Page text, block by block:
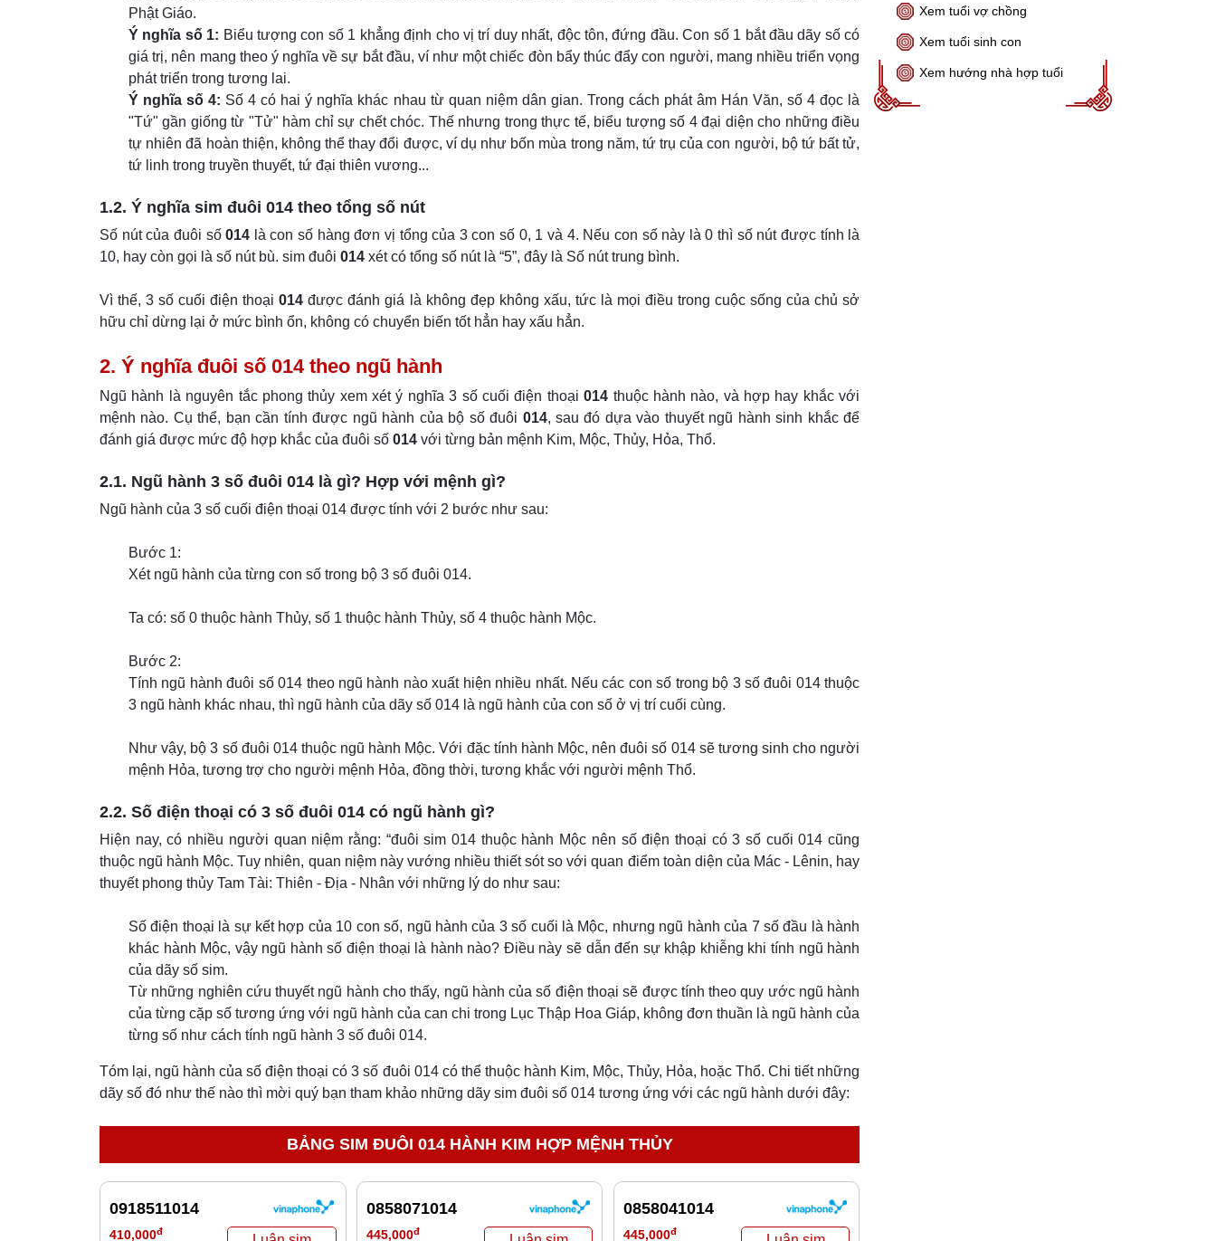
Phật Giáo.
Ý nghĩa số 1: Biểu tượng con số 1 khẳng định cho vị trí duy nhất, độc tôn, đứng đầu. Con số 1 bắt đầu dãy số có
giá trị, nên mang theo ý nghĩa về sự bắt đầu, ví như một chiếc đòn bẩy thúc đẩy con người, mang nhiều triển vọng
phát triển trong tương lai.
Ý nghĩa số 4: Số 4 có hai ý nghĩa khác nhau từ quan niệm dân gian. Trong cách phát âm Hán Văn, số 4 đọc là
"Tứ" gần giống từ "Tử" hàm chỉ sự chết chóc. Thế nhưng trong thực tế, biểu tượng số 4 đại diện cho những điều
tự nhiên đã hoàn thiện, không thể thay đổi được, ví dụ như bốn mùa trong năm, tứ trụ của con người, bộ tứ bất tử,
tứ linh trong truyền thuyết, tứ đại thiên vương...
1.2. Ý nghĩa sim đuôi 014 theo tổng số nút
Số nút của đuôi số014 là con số hàng đơn vị tổng của 3 con số 0, 1 và 4. Nếu con số này là 0 thì số nút được tính là
10, hay còn gọi là số nút bù. sim đuôi 014 xét có tổng số nút là “5”, đây là Số nút trung bình.
Vì thế, 3 số cuối điện thoại014 được đánh giá là không đẹp không xấu, tức là mọi điều trong cuộc sống của chủ sở
hữu chỉ dừng lại ở mức bình ổn, không có chuyển biến tốt hẳn hay xấu hẳn.
2. Ý nghĩa đuôi số 014 theo ngũ hành
Ngũ hành là nguyên tắc phong thủy xem xét ý nghĩa 3 số cuối điện thoại014 thuộc hành nào, và hợp hay khắc với
mệnh nào. Cụ thể, bạn cần tính được ngũ hành của bộ số đuôi 014, sau đó dựa vào thuyết ngũ hành sinh khắc để
đánh giá được mức độ hợp khắc của đuôi số 014 với từng bản mệnh Kim, Mộc, Thủy, Hỏa, Thổ.
2.1. Ngũ hành 3 số đuôi 014 là gì? Hợp với mệnh gì?
Ngũ hành của 3 số cuối điện thoại 014 được tính với 2 bước như sau:
Bước 1:
Xét ngũ hành của từng con số trong bộ 3 số đuôi 014.
Ta có: số 0 thuộc hành Thủy, số 1 thuộc hành Thủy, số 4 thuộc hành Mộc.
Bước 2:
Tính ngũ hành đuôi số 014 theo ngũ hành nào xuất hiện nhiều nhất. Nếu các con số trong bộ 3 số đuôi 014 thuộc
3 ngũ hành khác nhau, thì ngũ hành của dãy số 014 là ngũ hành của con số ở vị trí cuối cùng.
Như vậy, bộ 3 số đuôi 014 thuộc ngũ hành Mộc. Với đặc tính hành Mộc, nên đuôi số 014 sẽ tương sinh cho người
mệnh Hỏa, tương trợ cho người mệnh Hỏa, đồng thời, tương khắc với người mệnh Thổ.
2.2. Số điện thoại có 3 số đuôi 014 có ngũ hành gì?
Hiện nay, có nhiều người quan niệm rằng: “đuôi sim 014 thuộc hành Mộc nên số điện thoại có 3 số cuối 014 cũng
thuộc ngũ hành Mộc. Tuy nhiên, quan niệm này vướng nhiều thiết sót so với quan điểm toàn diện của Mác - Lênin, hay
thuyết phong thủy Tam Tài: Thiên - Địa - Nhân với những lý do như sau:
Số điện thoại là sự kết hợp của 10 con số, ngũ hành của 3 số cuối là Mộc, nhưng ngũ hành của 7 số đầu là hành
khác hành Mộc, vậy ngũ hành số điện thoại là hành nào? Điều này sẽ dẫn đến sự khập khiễng khi tính ngũ hành
của dãy số sim.
Từ những nghiên cứu thuyết ngũ hành cho thấy, ngũ hành của số điện thoại sẽ được tính theo quy ước ngũ hành
của từng cặp số tương ứng với ngũ hành của can chi trong Lục Thập Hoa Giáp, không đơn thuần là ngũ hành của
từng số như cách tính ngũ hành 3 số đuôi 014.
Tóm lại, ngũ hành của số điện thoại có 3 số đuôi 014 có thể thuộc hành Kim, Mộc, Thủy, Hỏa, hoặc Thổ. Chi tiết những
dãy số đó như thế nào thì mời quý bạn tham khảo những dãy sim đuôi số 014 tương ứng với các ngũ hành dưới đây:
BẢNG SIM ĐUÔI 014 HÀNH KIM HỢP MỆNH THỦY
0918511014
410,000đ
0858071014
445,000đ
0858041014
445,000đ
Xem tuổi vợ chồng
Xem tuổi sinh con
Xem hướng nhà hợp tuổi